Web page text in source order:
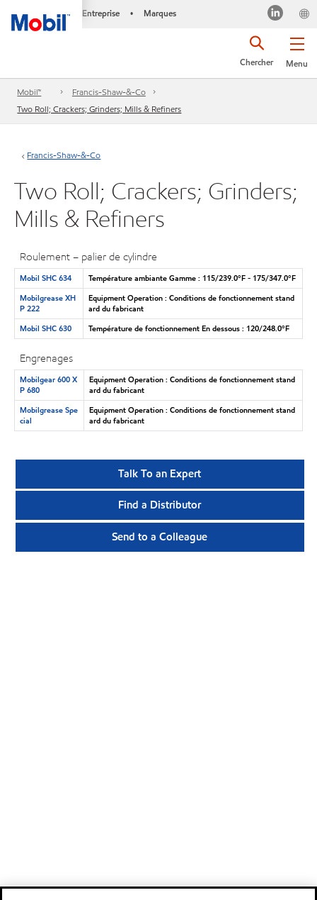
Entreprise • Marques
Menu
Chercher
Mobil™
Francis-Shaw-&-Co
Two Roll; Crackers; Grinders; Mills & Refiners
Francis-Shaw-&-Co
Two Roll; Crackers; Grinders;
Mills & Refiners
Roulement – palier de cylindre
Mobil SHC 634
Température ambiante Gamme : 115/239.0°F - 175/347.0°F
Mobilgrease XH
P 222
Equipment Operation : Conditions de fonctionnement stand
ard du fabricant
Mobil SHC 630
Température de fonctionnement En dessous : 120/248.0°F
Engrenages
Mobilgear 600 X
P 680
Equipment Operation : Conditions de fonctionnement stand
ard du fabricant
Mobilgrease Spe
cial
Equipment Operation : Conditions de fonctionnement stand
ard du fabricant
Talk To an Expert
Find a Distributor
Send to a Colleague